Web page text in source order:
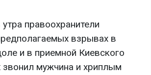
правоохранители
взрывах в
и в приемной Киевского
звонил мужчина и хриплым